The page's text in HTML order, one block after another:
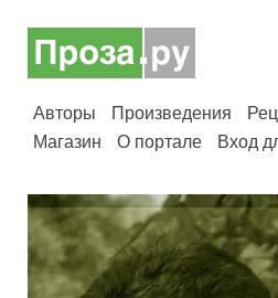
Авторы Произведения
Магазин
О портале Вход